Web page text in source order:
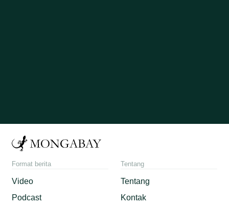
Format berita
Video
Podcast
Tentang
Tentang
Kontak